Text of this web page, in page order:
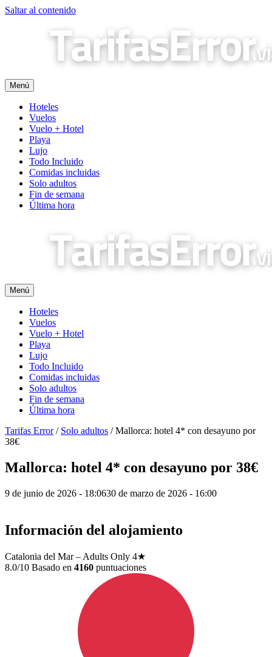
Saltar al contenido
Menú
Hoteles
Vuelos
Vuelo + Hotel
Playa
Lujo
Todo Incluido
Comidas incluidas
Solo adultos
Fin de semana
Última hora
Menú
Hoteles
Vuelos
Vuelo + Hotel
Playa
Lujo
Todo Incluido
Comidas incluidas
Solo adultos
Fin de semana
Última hora
Tarifas Error/ Solo adultos /Mallorca: hotel 4* con desayuno por
38€
Mallorca: hotel 4* con desayuno por 38€
9 de junio de 2026 - 18:0630 de marzo de 2026 - 16:00
Información del alojamiento
Catalonia del Mar – Adults Only 4★
8.0/10 Basado en 4160 puntuaciones